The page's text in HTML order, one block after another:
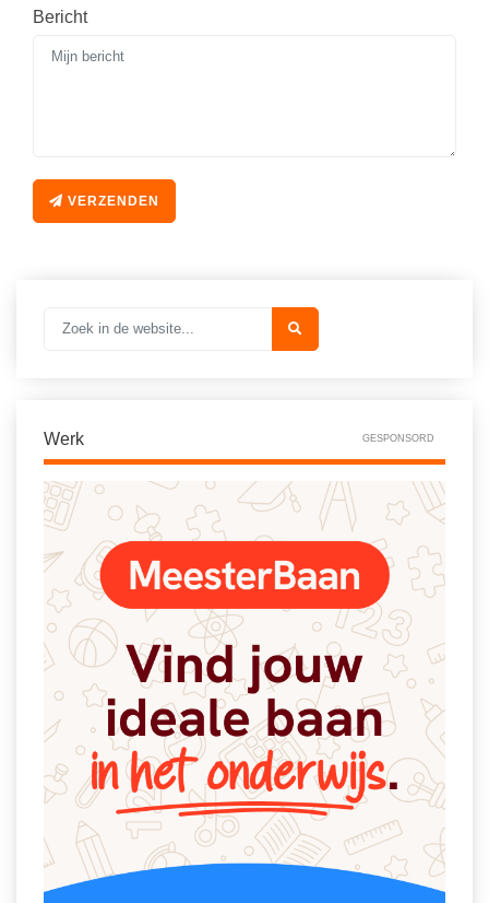
Startpagina onderwijs
Tweede Wereldoorlog
Schoolvakanties
Huiswerkbegeleiding
Huiswerkbegeleider worden
Bericht
VERZENDEN
Werk GESPONSORD